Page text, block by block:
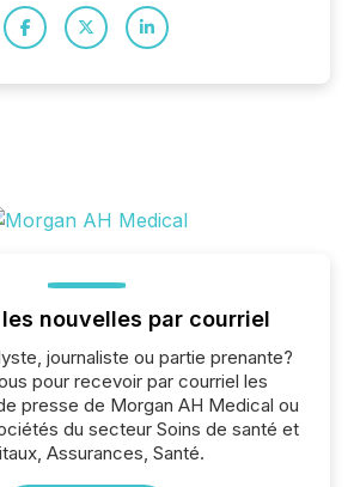
nouvelles par courriel
journaliste ou partie prenante?
pour recevoir par courriel les
presse de Morgan AH Medical ou
du secteur Soins de santé et
Assurances, Santé.